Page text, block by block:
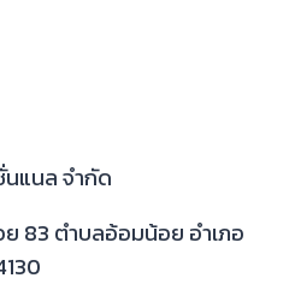
นแนล จำกัด
ย 83 ตำบลอ้อมน้อย อำเภอ